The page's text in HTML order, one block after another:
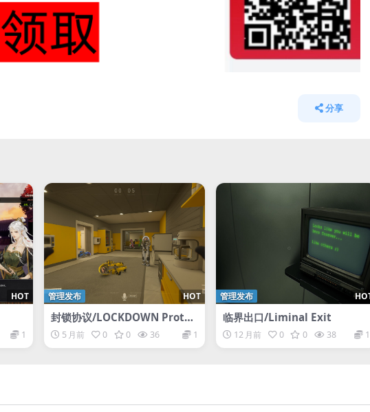
分享
HOT
1
HOT
管理发布
封锁协议/LOCKDOWN Protoc
ol/支持网络联机
5 月前 0 0 36 1
管理发布
临界出口/Liminal Exit
12 月前 0 0 38 1